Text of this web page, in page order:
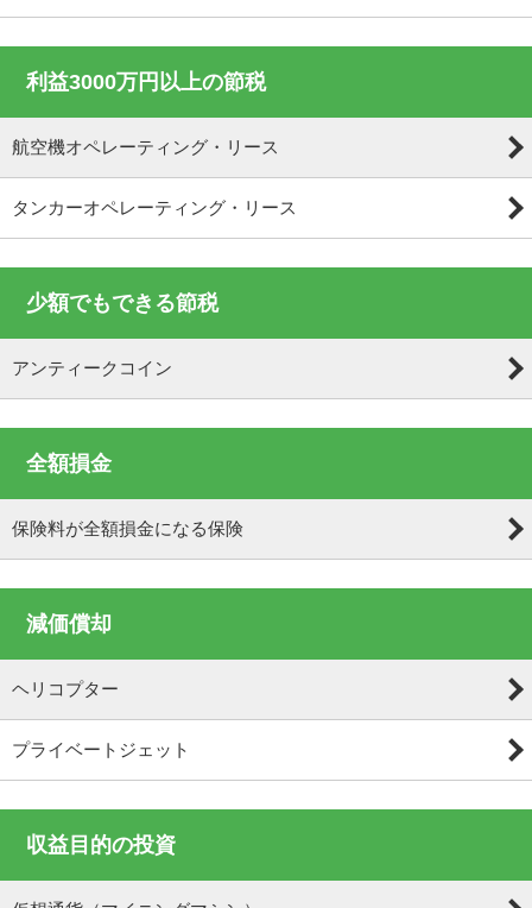
利益3000万円以上の節税
航空機オペレーティング・リース
タンカーオペレーティング・リース
少額でもできる節税
アンティークコイン
全額損金
保険料が全額損金になる保険
減価償却
ヘリコプター
プライベートジェット
収益目的の投資